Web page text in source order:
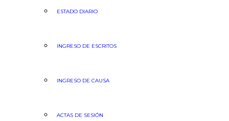
ESTADO DIARIO
INGRESO DE ESCRITOS
INGRESO DE CAUSA
ACTAS DE SESIÓN